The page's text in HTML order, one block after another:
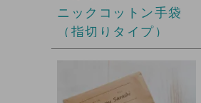
ニックコットン手袋
（指切りタイプ）